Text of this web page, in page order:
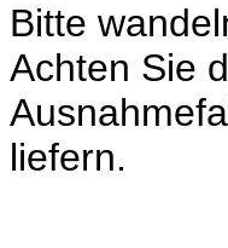
Bitte
Achten Sie
liefern.